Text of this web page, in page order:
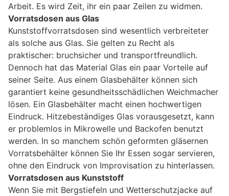
Arbeit. Es wird Zeit, ihr ein paar Zeilen zu widmen.
Vorratsdosen aus Glas
Kunststoffvorratsdosen sind wesentlich verbreiteter
als solche aus Glas. Sie gelten zu Recht als
praktischer: bruchsicher und transportfreundlich.
Dennoch hat das Material Glas ein paar Vorteile auf
seiner Seite. Aus einem Glasbehälter können sich
garantiert keine gesundheitsschädlichen Weichmacher
lösen. Ein Glasbehälter macht einen hochwertigen
Eindruck. Hitzebeständiges Glas vorausgesetzt, kann
er problemlos in Mikrowelle und Backofen benutzt
werden. In so manchem schön geformten gläsernen
Vorratsbehälter können Sie Ihr Essen sogar servieren,
ohne den Eindruck von Improvisation zu hinterlassen.
Vorratsdosen aus Kunststoff
Wenn Sie mit Bergstiefeln und Wetterschutzjacke auf